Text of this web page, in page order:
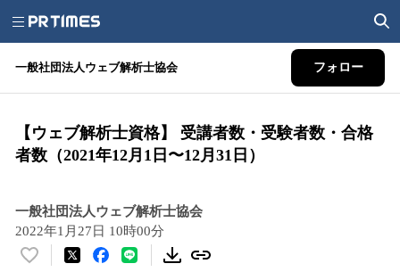
一般社団法人ウェブ解析士協会 フォロー
【ウェブ解析士資格】 受講者数・受験者数・合格
者数（2021年12月1日〜12月31日）
一般社団法人ウェブ解析士協会
2022年1月27日 10時00分
い